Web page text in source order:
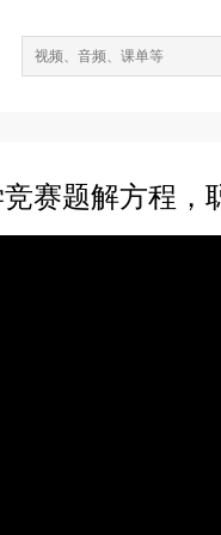
赛题解方程，